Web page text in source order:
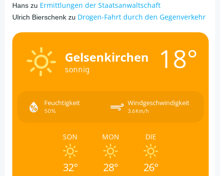
Hans zu Ermittlungen der Staatsanwaltschaft
Ulrich Bierschenk zu Drogen-Fahrt durch den Gegenverkehr
Gelsenkirchen
sonnig 18°
Feuchtigkeit
50%
Windgeschwindigkeit
3.6Km/h
SON
32°
MON
28°
DIE
26°